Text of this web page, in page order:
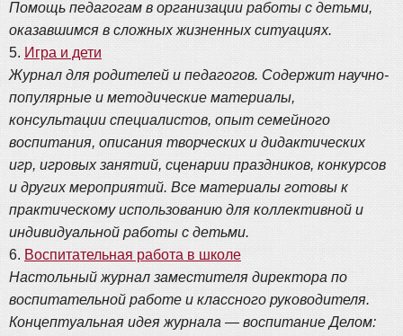
Помощь педагогам в организации работы с детьми,
оказавшимся в сложных жизненных ситуациях.
5. Игра и дети
Журнал для родителей и педагогов. Содержит научно-
популярные и методические материалы,
консультации специалистов, опыт семейного
воспитания, описания творческих и дидактических
игр, игровых занятий, сценарии праздников, конкурсов
и других мероприятий. Все материалы готовы к
практическому использованию для коллективной и
индивидуальной работы с детьми.
6. Воспитательная работа в школе
Настольный журнал заместителя директора по
воспитательной работе и классного руководителя.
Концептуальная идея журнала — воспитание Делом: